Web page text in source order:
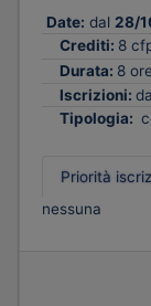
Date: dal 28/
Crediti: 8
Durata: 8 ore
Iscrizioni:
Tipologia:
Priorità
nessuna